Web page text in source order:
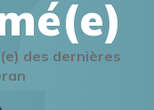
des dernières